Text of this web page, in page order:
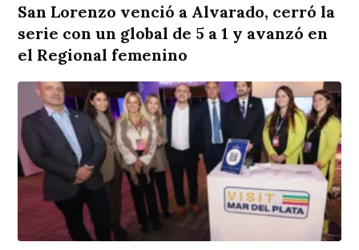
San Lorenzo venció a Alvarado, cerró la
serie con un global de 5 a 1 y avanzó en
el Regional femenino